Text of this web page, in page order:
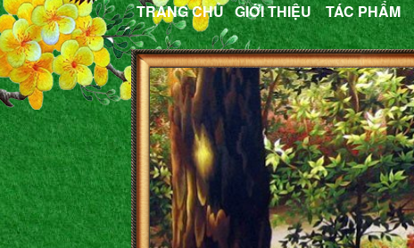
TRANG CHỦ GIỚI THIỆU TÁC PHẨM